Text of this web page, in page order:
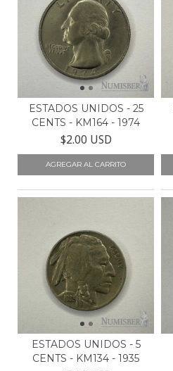
ESTADOS UNIDOS - 25
CENTS - KM164 - 1974
$2.00 USD
ESTADOS UNIDOS - 5
CENTS - KM134 - 1935